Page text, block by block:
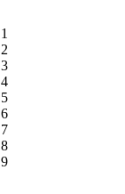
1
2
3
4
5
6
7
8
9